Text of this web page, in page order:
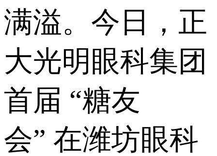
满溢。今日，正
大光明眼科集团
首届 “糖友
会” 在潍坊眼科